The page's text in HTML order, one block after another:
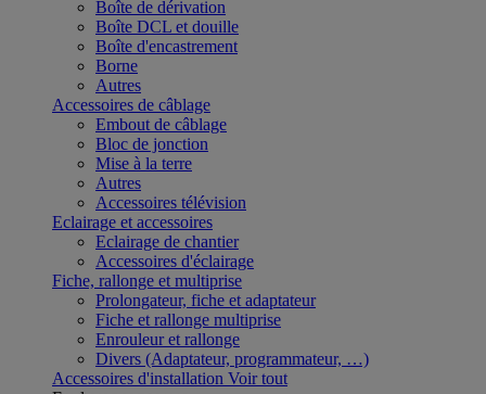
Boîte de dérivation
Boîte DCL et douille
Boîte d'encastrement
Borne
Autres
Accessoires de câblage
Embout de câblage
Bloc de jonction
Mise à la terre
Autres
Accessoires télévision
Eclairage et accessoires
Eclairage de chantier
Accessoires d'éclairage
Fiche, rallonge et multiprise
Prolongateur, fiche et adaptateur
Fiche et rallonge multiprise
Enrouleur et rallonge
Divers (Adaptateur, programmateur, …)
Accessoires d'installation Voir tout